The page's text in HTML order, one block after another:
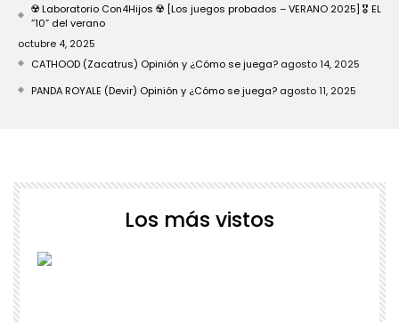
☢️ Laboratorio Con4Hijos ☢️ [Los juegos probados – VERANO 2025] 🎖️ EL
“10” del verano
octubre 4, 2025
CATHOOD (Zacatrus) Opinión y ¿Cómo se juega? agosto 14, 2025
PANDA ROYALE (Devir) Opinión y ¿Cómo se juega? agosto 11, 2025
Los más vistos